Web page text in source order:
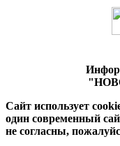
Сайт использует
один современный
не согласны,